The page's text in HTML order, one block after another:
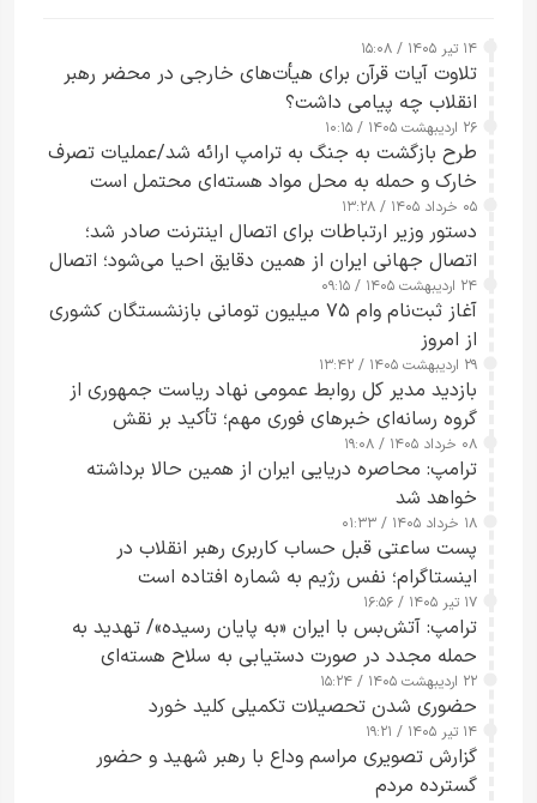
۱۴ تیر ۱۴۰۵ / ۱۵:۰۸
تلاوت آیات قرآن برای هیأت‌های خارجی در محضر رهبر
انقلاب چه پیامی داشت؟
۲۶ اردیبهشت ۱۴۰۵ / ۱۰:۱۵
طرح‌ بازگشت به جنگ به ترامپ ارائه شد/عملیات تصرف
خارک و حمله به محل مواد هسته‌ای محتمل است
۰۵ خرداد ۱۴۰۵ / ۱۳:۲۸
دستور وزیر ارتباطات برای اتصال اینترنت صادر شد؛
اتصال جهانی ایران از همین دقایق احیا می‌شود؛ اتصال
کامل مردم تا ۲۴ ساعت آینده
۲۴ اردیبهشت ۱۴۰۵ / ۰۹:۱۵
آغاز ثبت‌نام وام ۷۵ میلیون تومانی بازنشستگان کشوری
از امروز
۲۹ اردیبهشت ۱۴۰۵ / ۱۳:۴۲
بازدید مدیر کل روابط عمومی نهاد ریاست جمهوری از
گروه رسانه‌ای خبرهای فوری مهم؛ تأکید بر نقش
رسانه‌های هوشمند و مسئول در ارتقای آگاهی عمومی
۰۸ خرداد ۱۴۰۵ / ۱۹:۰۸
ترامپ: محاصره دریایی ایران از همین حالا برداشته
خواهد شد
۱۸ خرداد ۱۴۰۵ / ۰۱:۳۳
پست ساعتی قبل حساب کاربری رهبر انقلاب در
اینستاگرام؛ نفس رژیم به شماره افتاده است​
۱۷ تیر ۱۴۰۵ / ۱۶:۵۶
ترامپ: آتش‌بس با ایران «به پایان رسیده»/ تهدید به
حمله مجدد در صورت دستیابی به سلاح هسته‌ای
۲۲ اردیبهشت ۱۴۰۵ / ۱۵:۲۴
حضوری شدن تحصیلات تکمیلی کلید خورد
۱۴ تیر ۱۴۰۵ / ۱۹:۲۱
گزارش تصویری مراسم وداع با رهبر شهید و حضور
گسترده مردم